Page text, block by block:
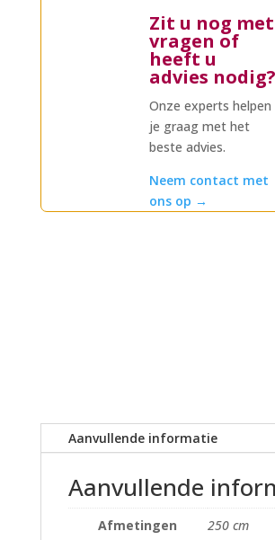
Zit u nog met
vragen of
heeft u
advies nodig?
Onze experts helpen
je graag met het
beste advies.
Neem contact met
ons op →
Aanvullende informatie
Aanvullende
Afmetingen 250 cm